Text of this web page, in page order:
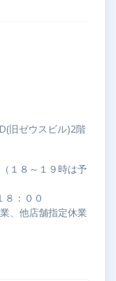
旧ゼウスビル)2階
１８～１９時は予
８：００
、他店舗指定休業